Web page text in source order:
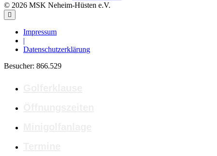
© 2026 MSK Neheim-Hüsten e.V.
Impressum
|
Datenschutzerklärung
Besucher: 866.529